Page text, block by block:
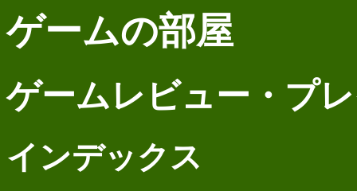
ゲームの部屋
ゲームレビュー・プ
インデックス